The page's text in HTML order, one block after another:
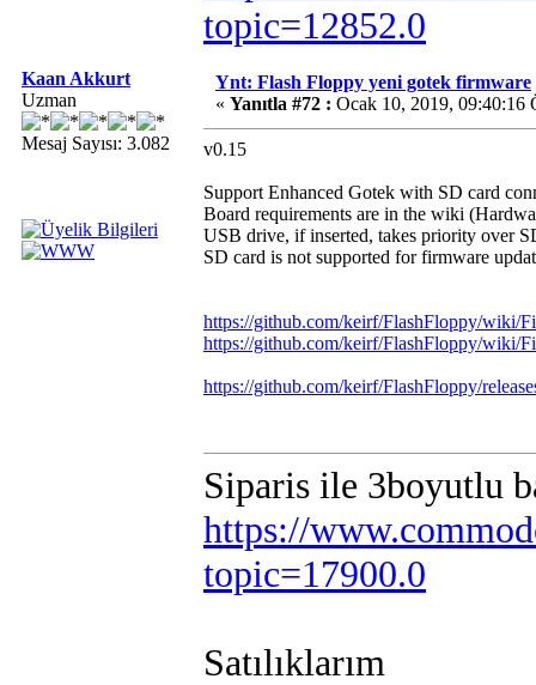
topic=12852.0
Kaan Akkurt
Uzman
Mesaj Sayısı: 3.082
Ynt: Flash Floppy yeni gotek firmware
« Yanıtla #72 : Ocak 10, 2019, 09:40:16
v0.15
Support Enhanced Gotek with SD card
Board requirements are in the wiki
USB drive, if inserted, takes priority over
SD card is not supported for firmware
https://github.com/keirf/FlashFloppy/wiki/
https://github.com/keirf/FlashFloppy/wiki/
https://github.com/keirf/FlashFloppy/
Siparis ile 3boyutlu
https://
topic=17900.0
Satılıklarım